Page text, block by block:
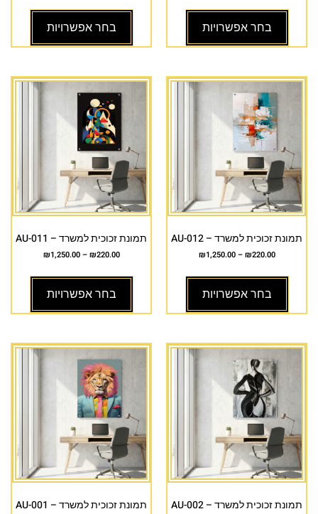
בחר אפשרויות בחר אפשרויות
תמונת זכוכית למשרד – AU-012
₪220.00
–
₪1,250.00
בחר אפשרויות
תמונת זכוכית למשרד – AU-011
₪220.00
–
₪1,250.00
בחר אפשרויות
תמונת זכוכית למשרד – AU-002 תמונת זכוכית למשרד – AU-001